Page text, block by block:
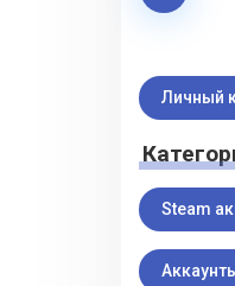
Личный
Steam